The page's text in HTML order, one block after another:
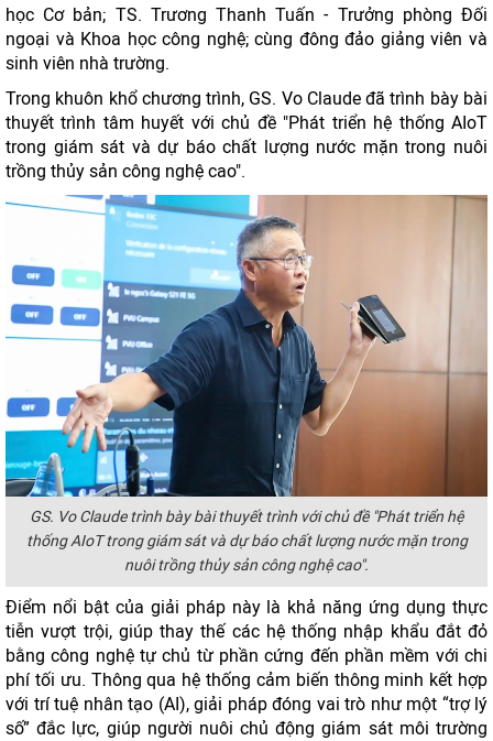
học Cơ bản; TS. Trương Thanh Tuấn - Trưởng phòng Đối
ngoại và Khoa học công nghệ; cùng đông đảo giảng viên và
sinh viên nhà trường.
Trong khuôn khổ chương trình, GS. Vo Claude đã trình bày bài
thuyết trình tâm huyết với chủ đề "Phát triển hệ thống AIoT
trong giám sát và dự báo chất lượng nước mặn trong nuôi
trồng thủy sản công nghệ cao".
GS. Vo Claude trình bày bài thuyết trình với chủ đề "Phát triển hệ
thống AIoT trong giám sát và dự báo chất lượng nước mặn trong
nuôi trồng thủy sản công nghệ cao".
Điểm nổi bật của giải pháp này là khả năng ứng dụng thực
tiễn vượt trội, giúp thay thế các hệ thống nhập khẩu đắt đỏ
bằng công nghệ tự chủ từ phần cứng đến phần mềm với chi
phí tối ưu. Thông qua hệ thống cảm biến thông minh kết hợp
với trí tuệ nhân tạo (AI), giải pháp đóng vai trò như một “trợ lý
số” đắc lực, giúp người nuôi chủ động giám sát môi trường